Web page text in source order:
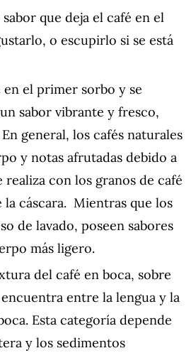
sabor que deja el café en el
o escupirlo si se está
en el primer sorbo y se
sabor vibrante y fresco,
general, los cafés naturales
y notas afrutadas debido a
realiza con los granos de café
cáscara. Mientras que los
de lavado, poseen sabores
más ligero.
del café en boca, sobre
entre la lengua y la
Esta categoría depende
y los sedimentos